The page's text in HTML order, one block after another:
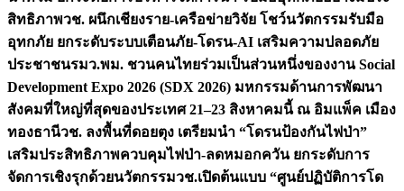
สิทธิภาพวช. ผนึกเชียงราย-เครือข่ายวิจัย โชว์นวัตกรรมรับมือ
อุทกภัย ยกระดับระบบเตือนภัย-โดรน-AI เสริมความปลอดภัย
ประชาชนรมว.พม. ชวนคนไทยร่วมเป็นส่วนหนึ่งของงาน Social
Development Expo 2026 (SDX 2026) มหกรรมด้านการพัฒนา
สังคมที่ใหญ่ที่สุดของประเทศ 21–23 สิงหาคมนี้ ณ อิมแพ็ค เมือง
ทองธานีวช. ลงพื้นที่ดอยตุง เตรียมนำ “โดรนป้องกันไฟป่า”
เสริมประสิทธิภาพควบคุมไฟป่า-ลดหมอกควัน ยกระดับการ
จัดการเชิงรุกด้วยนวัตกรรมวช.เปิดต้นแบบ “ศูนย์ปฏิบัติการโด